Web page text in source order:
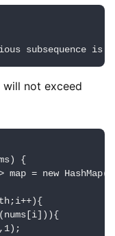
not exceed
{
map = new